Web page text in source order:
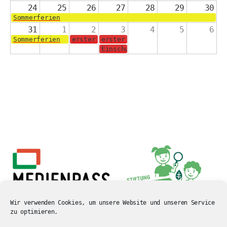
Wir verwenden Cookies, um unsere Website und unseren Service
zu optimieren.
24 25 26 27 28 29 30
Sommerferien
31 1 2 3 4 5 6
Sommerferien erster Schultag für die Jahrgänge 2-4
erster Schultag für die
Einschulungsgottesdienst in der